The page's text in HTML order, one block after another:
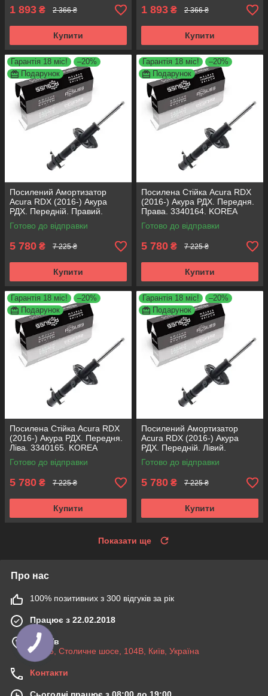
1 893 ₴ 2 366 ₴
Купити
1 893 ₴ 2 366 ₴
Купити
Гарантія 18 міс!
–20%
Подарунок
Посилений Амортизатор
Acura RDX (2016-) Акура
РДХ. Передній. Правий.
3340164. KOREA Аксусс!
Готово до відправки
5 780 ₴ 7 225 ₴
Купити
Гарантія 18 міс!
–20%
Подарунок
Посилена Стійка Acura RDX
(2016-) Акура РДХ. Передня.
Права. 3340164. KOREA
Аксусс!
Готово до відправки
5 780 ₴ 7 225 ₴
Купити
Гарантія 18 міс!
–20%
Подарунок
Посилена Стійка Acura RDX
(2016-) Акура РДХ. Передня.
Ліва. 3340165. KOREA
Аксусс!
Готово до відправки
5 780 ₴ 7 225 ₴
Купити
Гарантія 18 міс!
–20%
Подарунок
Посилений Амортизатор
Acura RDX (2016-) Акура
РДХ. Передній. Лівий.
3340165. KOREA Аксусс!
Готово до відправки
5 780 ₴ 7 225 ₴
Купити
Показати ще
Про нас
100% позитивних з 300 відгуків за рік
Працює з 22.02.2018
м. Київ
03045, Столичне шосе, 104B, Київ, Україна
Контакти